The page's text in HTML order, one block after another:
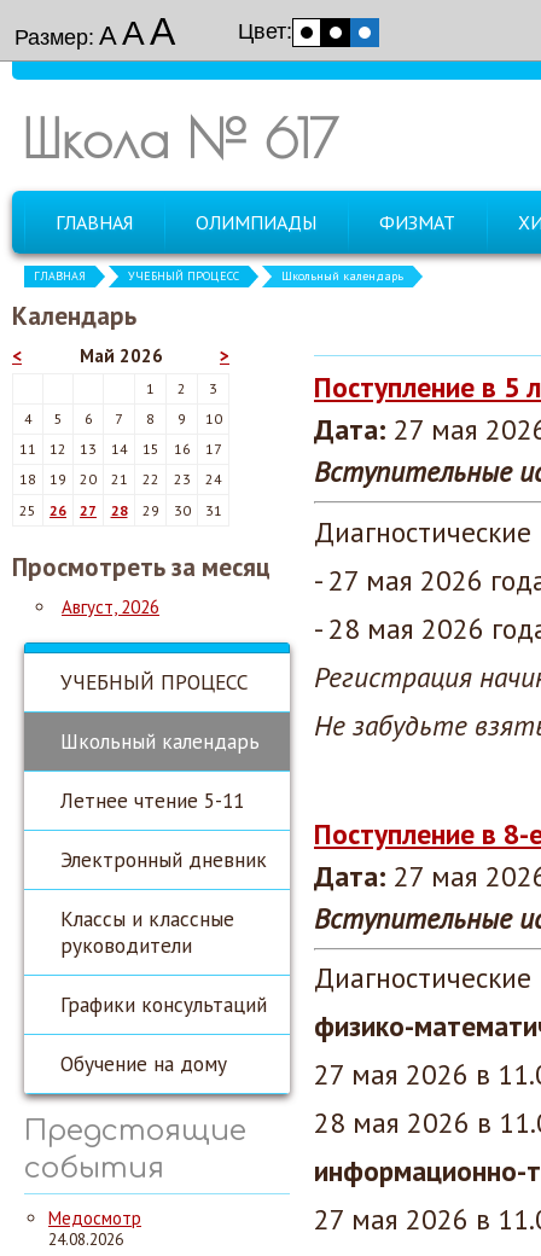
Размер: ААА Цвет:
Школа № 617
ГЛАВНАЯ ОЛИМПИАДЫ ФИЗМАТ
ГЛАВНАЯ УЧЕБНЫЙ ПРОЦЕСС Школьный календарь
Календарь
< >
Май 2026
1 2
3
4
5 6 7 8 9
10
11
12 13 14 15 16
17
18
19 20 21 22 23
24
25
26 27 28 29 30 31
Просмотреть за месяц
Август, 2026
УЧЕБНЫЙ ПРОЦЕСС
Школьный календарь
Летнее чтение 5-11
Электронный дневник
Классы и классные
руководители
Графики консультаций
Обучение на дому
Предстоящие
события
Медосмотр
24.08.2026
Поступление в 5
Дата: 27 мая
Вступительные
- 27 мая 2026
- 28 мая 2026
Регистрация
Не забудьте
Поступление в
Дата: 27 мая
Вступительные
физико-
27 мая 2026 в
28 мая 2026 в
информационно-
27 мая 2026 в